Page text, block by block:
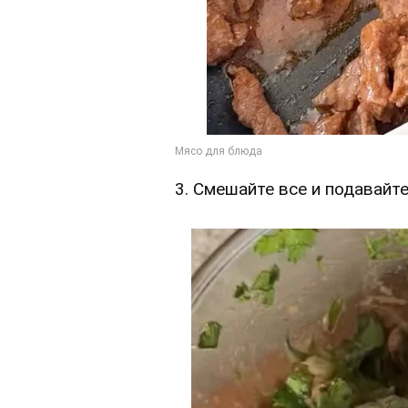
3. Смешайте все и